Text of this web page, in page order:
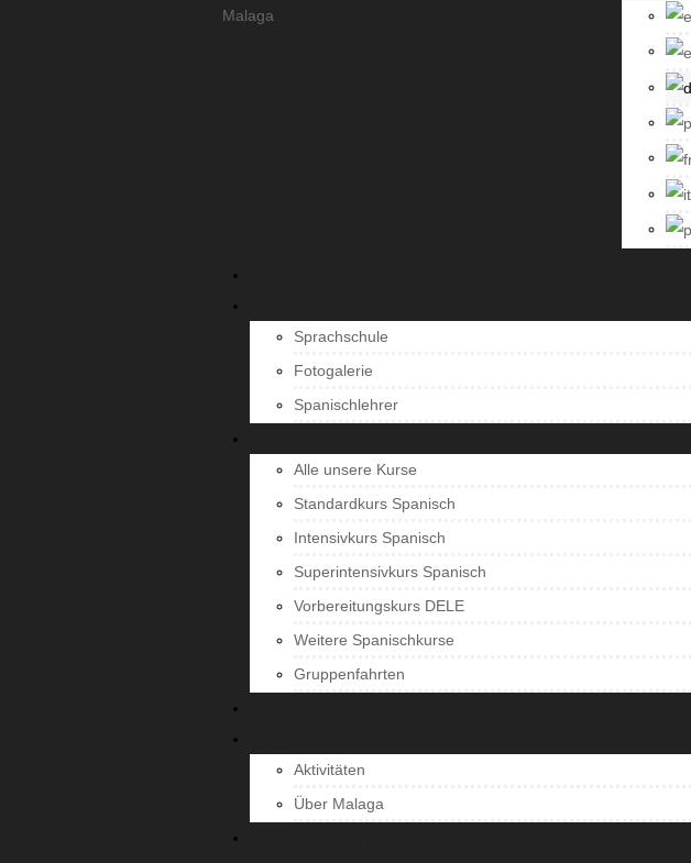
Sprachschule
Fotogalerie
Spanischlehrer
Alle unsere Kurse
Standardkurs Spanisch
Intensivkurs Spanisch
Superintensivkurs Spanisch
Vorbereitungskurs DELE
Weitere Spanischkurse
Gruppenfahrten
Aktivitäten
Über Malaga